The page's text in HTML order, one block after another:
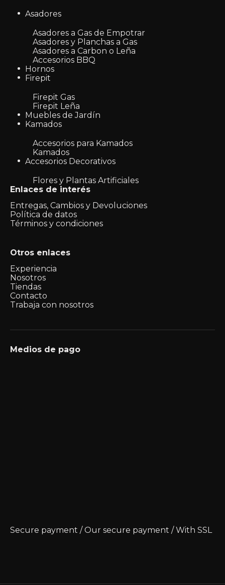
Asadores
Asadores a Gas de Empotrar
Asadores y Planchas a Gas
Asadores a Carbon o Leña
Accesorios BBQ
Hornos
Firepit
Firepit Gas
Firepit Leña
Muebles de Jardín
Kamados
Accesorios para Kamados
Kamados
Accesorios Decorativos
Flores y Plantas Artificiales
Enlaces de interés
Entregas, Cambios y Devoluciones
Política de datos
Términos y condiciones
Otros enlaces
Experiencia
Nosotros
Tiendas
Contacto
Trabaja con nosotros
Medios de pago
Secure payment / Our secure payment / With SSL